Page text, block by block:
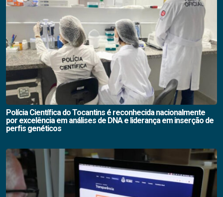
Polícia Científica do Tocantins é reconhecida nacionalmente
por excelência em análises de DNA e liderança em inserção de
perfis genéticos